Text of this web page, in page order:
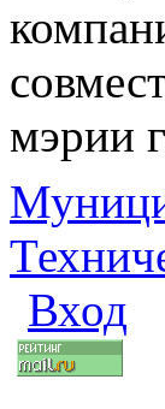
мэрии
Вход